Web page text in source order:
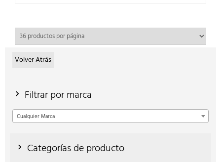
Volver Atrás
Filtrar por marca
Cualquier Marca
Categorías de producto